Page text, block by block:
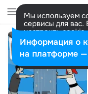
Мы используем
сервисы для вас.
настроить
представитель.
Разрешить все
Информация о
на платформе